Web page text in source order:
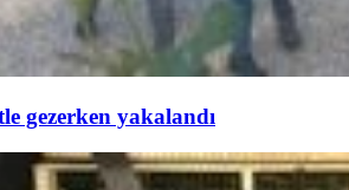
gezerken yakalandı